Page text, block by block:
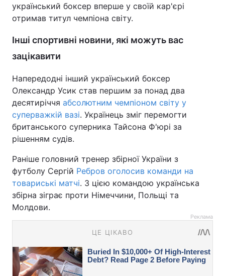
український боксер вперше у своїй кар'єрі
отримав титул чемпіона світу.
Інші спортивні новини, які можуть вас
зацікавити
Напередодні інший український боксер
Олександр Усик став першим за понад два
десятиріччя абсолютним чемпіоном світу у
суперважкій вазі. Українець зміг перемогти
британського суперника Тайсона Ф'юрі за
рішенням судів.
Раніше головний тренер збірної України з
футболу Сергій Ребров оголосив команди на
товариські матчі. З цією командою українська
збірна зіграє проти Німеччини, Польщі та
Молдови.
Реклама